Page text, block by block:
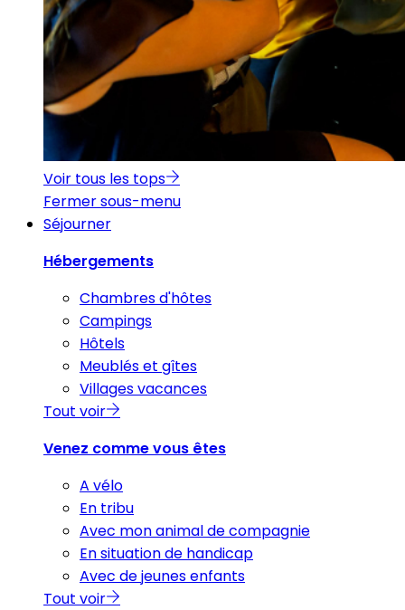
Voir tous les tops
Fermer sous-menu
Séjourner
Hébergements
Chambres d'hôtes
Campings
Hôtels
Meublés et gîtes
Villages vacances
Tout voir
Venez comme vous êtes
A vélo
En tribu
Avec mon animal de compagnie
En situation de handicap
Avec de jeunes enfants
Tout voir